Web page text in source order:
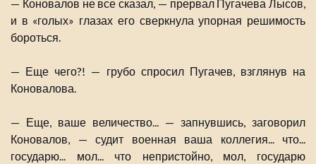
— Коновалов не все сказал, — прервал Пугачева Лысов,
и в «голых» глазах его сверкнула упорная решимость
бороться.
— Еще чего?! — грубо спросил Пугачев, взглянув на
Коновалова.
— Еще, ваше величество... — запнувшись, заговорил
Коновалов, — судит военная ваша коллегия... что...
государю... мол... что непристойно, мол, государю